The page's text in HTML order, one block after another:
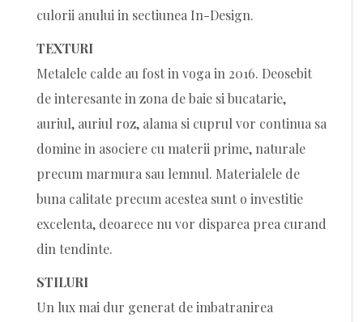
culorii anului in sectiunea In-Design.
TEXTURI
Metalele calde au fost in voga in 2016. Deosebit
de interesante in zona de baie si bucatarie,
auriul, auriul roz, alama si cuprul vor continua sa
domine in asociere cu materii prime, naturale
precum marmura sau lemnul. Materialele de
buna calitate precum acestea sunt o investitie
excelenta, deoarece nu vor disparea prea curand
din tendinte.
STILURI
Un lux mai dur generat de imbatranirea